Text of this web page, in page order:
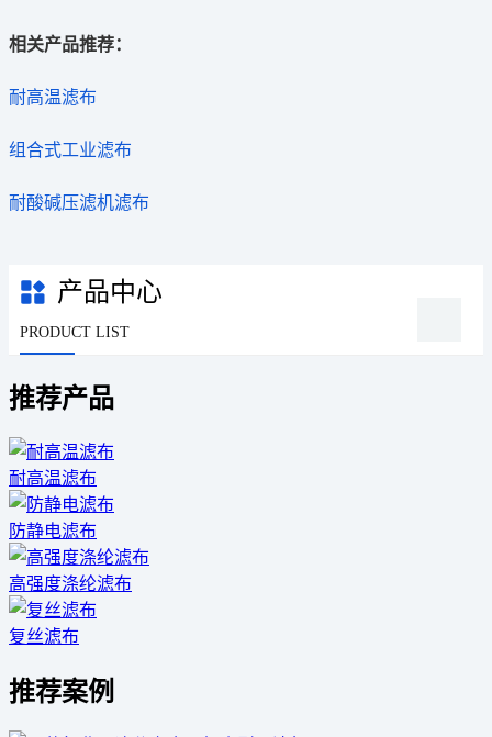
相关产品推荐：
耐高温滤布
组合式工业滤布
耐酸碱压滤机滤布
产品中心
PRODUCT LIST
推荐产品
耐高温滤布
防静电滤布
高强度涤纶滤布
复丝滤布
推荐案例